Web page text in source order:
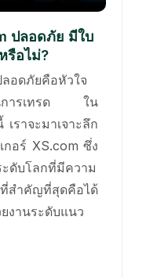
ปลอดภัย มีใบ
รือไม่?
ลอดภัยคือหัวใจ
นการเทรด ใน
ราจะมาเจาะลึก
กอร์ XS.com ซึ่ง
ะดับโลกที่มีความ
ที่สำคัญที่สุดคือได้
งานระดับแนว